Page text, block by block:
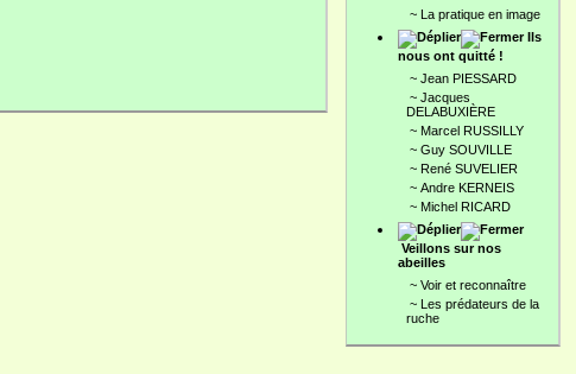
~ La pratique en image
Ils
nous ont quitté !
~ Jean PIESSARD
~ Jacques
DELABUXIÈRE
~ Marcel RUSSILLY
~ Guy SOUVILLE
~ René SUVELIER
~ Andre KERNEIS
~ Michel RICARD
Veillons sur nos
abeilles
~ Voir et reconnaître
~ Les prédateurs de la
ruche